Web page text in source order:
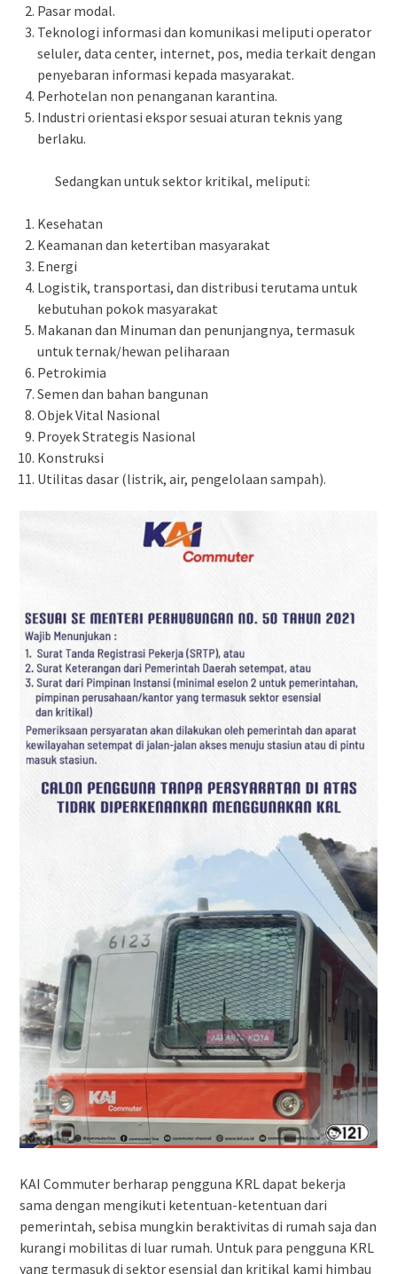
Pasar modal.
Teknologi informasi dan komunikasi meliputi operator
seluler, data center, internet, pos, media terkait dengan
penyebaran informasi kepada masyarakat.
Perhotelan non penanganan karantina.
Industri orientasi ekspor sesuai aturan teknis yang
berlaku.
Sedangkan untuk sektor kritikal, meliputi:
Kesehatan
Keamanan dan ketertiban masyarakat
Energi
Logistik, transportasi, dan distribusi terutama untuk
kebutuhan pokok masyarakat
Makanan dan Minuman dan penunjangnya, termasuk
untuk ternak/hewan peliharaan
Petrokimia
Semen dan bahan bangunan
Objek Vital Nasional
Proyek Strategis Nasional
Konstruksi
Utilitas dasar (listrik, air, pengelolaan sampah).
KAI Commuter berharap pengguna KRL dapat bekerja
sama dengan mengikuti ketentuan-ketentuan dari
pemerintah, sebisa mungkin beraktivitas di rumah saja dan
kurangi mobilitas di luar rumah. Untuk para pengguna KRL
yang termasuk di sektor esensial dan kritikal kami himbau